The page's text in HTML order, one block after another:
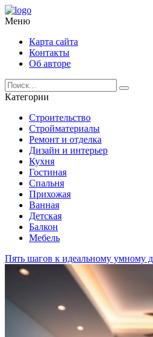
Меню
Карта сайта
Контакты
Об авторе
Категории
Строительство
Стройматериалы
Ремонт и отделка
Дизайн и интерьер
Кухня
Гостиная
Спальня
Прихожая
Ванная
Детская
Балкон
Мебель
Пять шагов к идеальному умному